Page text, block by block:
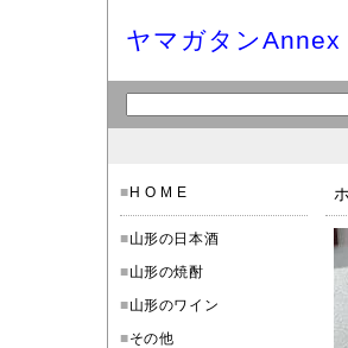
ヤマガタン
■ H O M E
■山形の日本酒
■山形の焼酎
■山形のワイン
■その他